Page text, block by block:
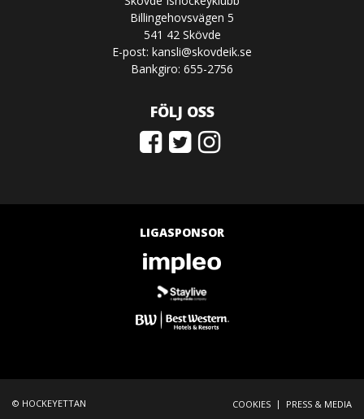
Billingehovsvägen 5
541 42 Skövde
E-post: kansli@skovdeik.se
Bankgiro: 655-2756
FÖLJ OSS
LIGASPONSOR
© HOCKEYETTAN COOKIES | PRESS & MEDIA